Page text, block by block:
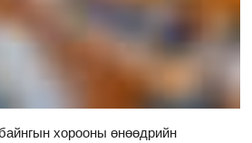
хорооны өнөөдрийн